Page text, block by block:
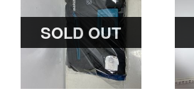
SOLD OUT